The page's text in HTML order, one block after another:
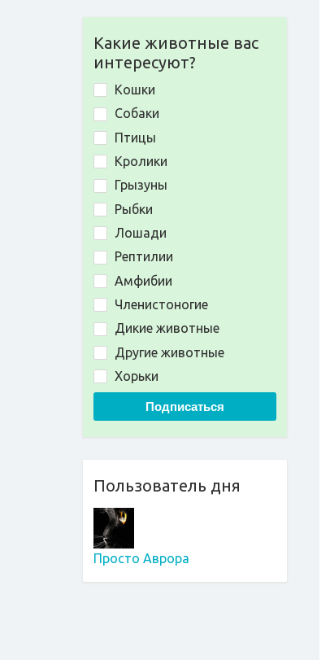
Какие животные вас
интересуют?
Кошки
Собаки
Птицы
Кролики
Грызуны
Рыбки
Лошади
Рептилии
Амфибии
Членистоногие
Дикие животные
Другие животные
Хорьки
Подписаться
Пользователь дня
Просто Аврора